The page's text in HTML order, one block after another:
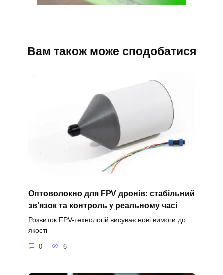
Вам також може сподобатися
Оптоволокно для FPV дронів: стабільний
зв’язок та контроль у реальному часі
Розвиток FPV-технологій висуває нові вимоги до
якості
0 6